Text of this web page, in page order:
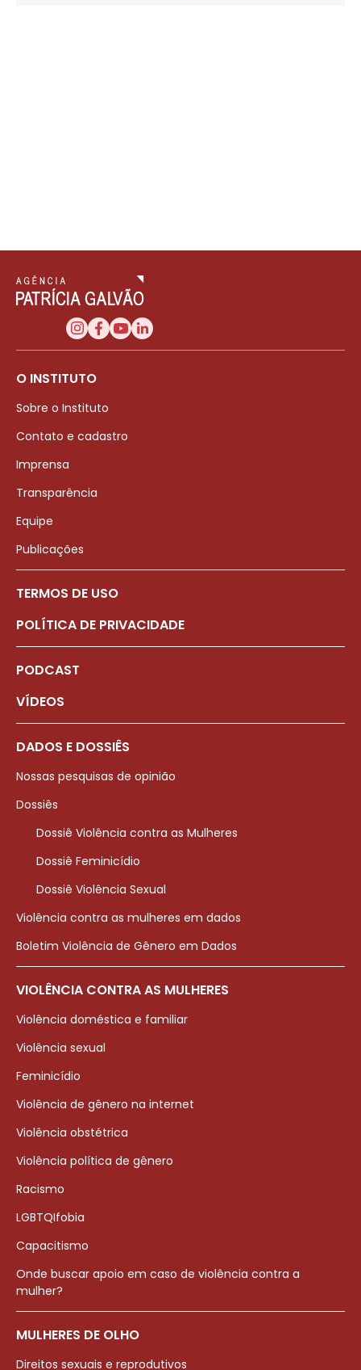
O INSTITUTO
Sobre o Instituto
Contato e cadastro
Imprensa
Transparência
Equipe
Publicações
TERMOS DE USO
POLÍTICA DE PRIVACIDADE
PODCAST
VÍDEOS
DADOS E DOSSIÊS
Nossas pesquisas de opinião
Dossiês
Dossiê Violência contra as Mulheres
Dossiê Feminicídio
Dossiê Violência Sexual
Violência contra as mulheres em dados
Boletim Violência de Gênero em Dados
VIOLÊNCIA CONTRA AS MULHERES
Violência doméstica e familiar
Violência sexual
Feminicídio
Violência de gênero na internet
Violência obstétrica
Violência política de gênero
Racismo
LGBTQIfobia
Capacitismo
Onde buscar apoio em caso de violência contra a
mulher?
MULHERES DE OLHO
Direitos sexuais e reprodutivos